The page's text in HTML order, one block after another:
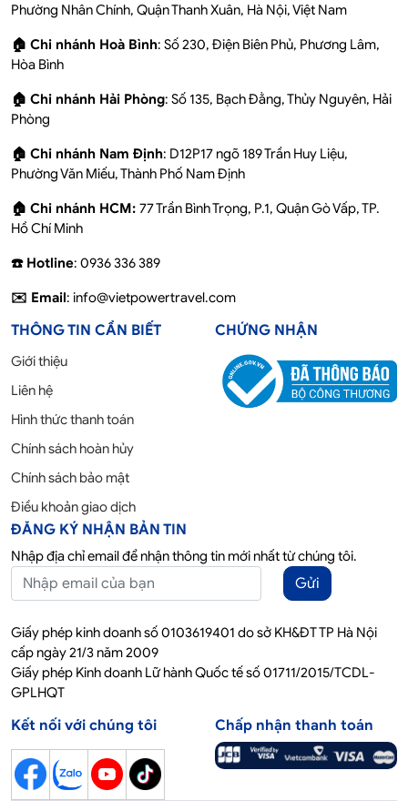
Phường Nhân Chính, Quận Thanh Xuân, Hà Nội, Việt Nam
🏠 Chi nhánh Hoà Bình: Số 230, Điện Biên Phủ, Phương Lâm,
Hòa Bình
🏠 Chi nhánh Hải Phòng: Số 135, Bạch Đằng, Thủy Nguyên, Hải
Phòng
🏠 Chi nhánh Nam Định: D12P17 ngõ 189 Trần Huy Liệu,
Phường Văn Miếu, Thành Phố Nam Định
🏠 Chi nhánh HCM: 77 Trần Bình Trọng, P.1, Quận Gò Vấp, TP.
Hồ Chí Minh
☎️ Hotline: 0936 336 389
✉️ Email: info@vietpowertravel.com
THÔNG TIN CẦN BIẾT
Giới thiệu
Liên hệ
Hình thức thanh toán
Chính sách hoàn hủy
Chính sách bảo mật
Điều khoản giao dịch
CHỨNG NHẬN
ĐĂNG KÝ NHẬN BẢN TIN
Nhập địa chỉ email để nhận thông tin mới nhất từ chúng tôi.
Gửi
Giấy phép kinh doanh số 0103619401 do sở KH&ĐT TP Hà Nội
cấp ngày 21/3 năm 2009
Giấy phép Kinh doanh Lữ hành Quốc tế số 01711/2015/TCDL-
GPLHQT
Kết nối với chúng tôi Chấp nhận thanh toán